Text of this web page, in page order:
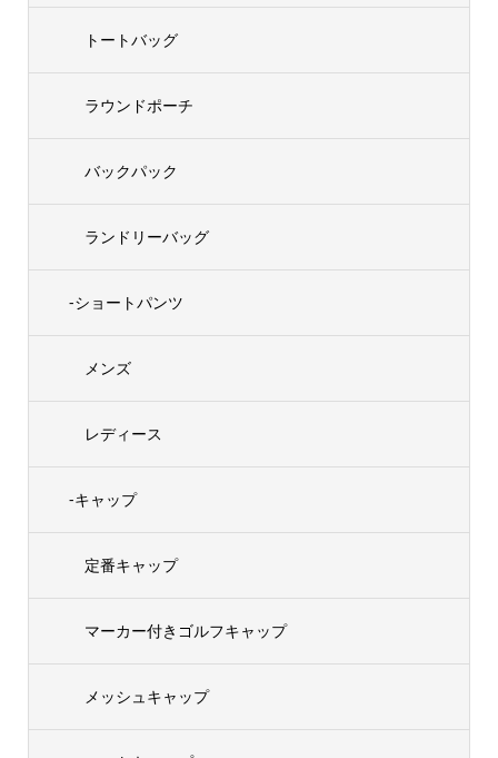
トートバッグ
ラウンドポーチ
バックパック
ランドリーバッグ
-ショートパンツ
メンズ
レディース
-キャップ
定番キャップ
マーカー付きゴルフキャップ
メッシュキャップ